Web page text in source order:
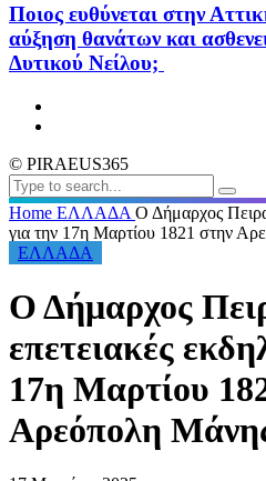
Ποιος ευθύνεται στην
αύξηση θανάτων και
Δυτικού Νείλου;
© PIRAEUS365
Home ΕΛΛΑΔΑ Ο Δήμαρχος
για την 17η Μαρτίου 1821 στην
ΕΛΛΑΔΑ
Ο Δήμαρχος
επετειακές
17η Μαρτίου
Αρεόπολη